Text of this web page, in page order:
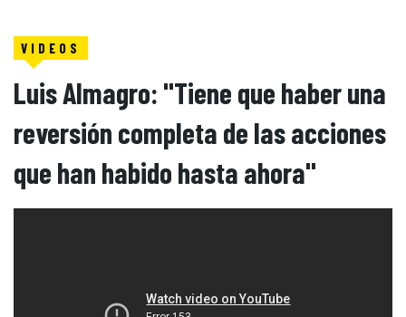
VIDEOS
Luis Almagro: "Tiene que haber una
reversión completa de las acciones
que han habido hasta ahora"